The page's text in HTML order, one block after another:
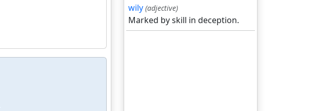
wily (adjective)
Marked by skill in deception.